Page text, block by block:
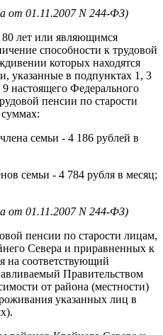
от 01.11.2007 N 244-ФЗ)
лет или являющимся
способности к трудовой
которых находятся
указанные в подпунктах 1, 3
настоящего Федерального
пенсии по старости
семьи - 4 186 рублей в
семьи - 4 784 рубля в месяц;
от 01.11.2007 N 244-ФЗ)
пенсии по старости лицам,
Севера и приравненных к
на соответствующий
Правительством
от района (местности)
указанных лиц в